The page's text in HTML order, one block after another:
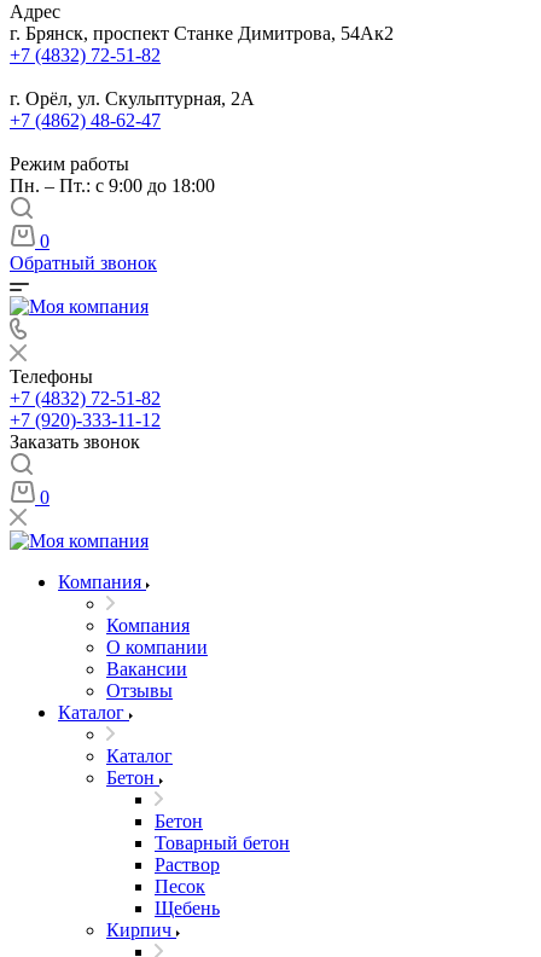
Адрес
г. Брянск, проспект Станке Димитрова, 54Ак2
+7 (4832) 72-51-82
г. Орёл, ул. Скульптурная, 2А
+7 (4862) 48-62-47
Режим работы
Пн. – Пт.: с 9:00 до 18:00
0
Обратный звонок
Телефоны
+7 (4832) 72-51-82
+7 (920)-333-11-12
Заказать звонок
0
Компания
Компания
О компании
Вакансии
Отзывы
Каталог
Каталог
Бетон
Бетон
Товарный бетон
Раствор
Песок
Щебень
Кирпич